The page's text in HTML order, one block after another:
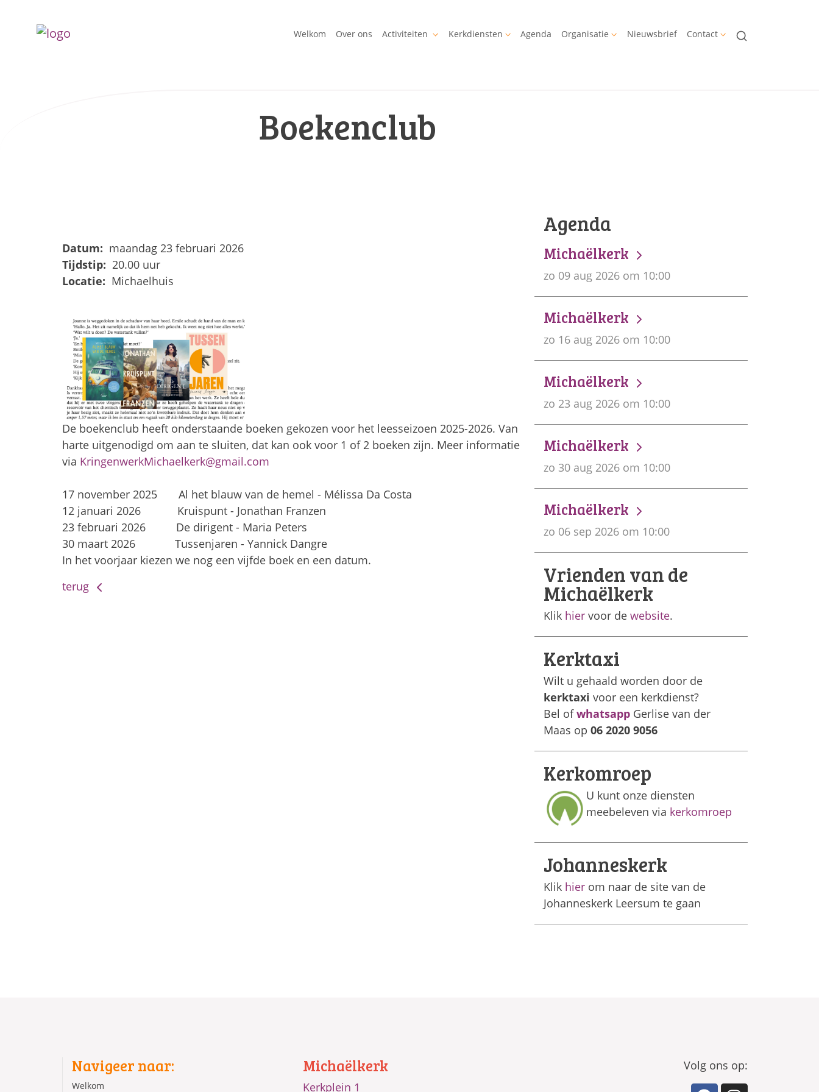
Welkom Over ons Activiteiten Kerkdiensten Agenda Organisatie Nieuwsbrief Contact
Boekenclub
Datum: maandag 23 februari 2026
Tijdstip: 20.00 uur
Locatie: Michaelhuis
De boekenclub heeft onderstaande boeken gekozen voor het leesseizoen 2025-2026. Van
harte uitgenodigd om aan te sluiten, dat kan ook voor 1 of 2 boeken zijn. Meer informatie
via KringenwerkMichaelkerk@gmail.com
17 november 2025 Al het blauw van de hemel - Mélissa Da Costa
12 januari 2026 Kruispunt - Jonathan Franzen
23 februari 2026 De dirigent - Maria Peters
30 maart 2026 Tussenjaren - Yannick Dangre
In het voorjaar kiezen we nog een vijfde boek en een datum.
terug
Agenda
Michaëlkerk
zo 09 aug 2026 om 10:00
Michaëlkerk
zo 16 aug 2026 om 10:00
Michaëlkerk
zo 23 aug 2026 om 10:00
Michaëlkerk
zo 30 aug 2026 om 10:00
Michaëlkerk
zo 06 sep 2026 om 10:00
Vrienden van de
Michaëlkerk
Klik hier voor de website.
Kerktaxi
Wilt u gehaald worden door de
kerktaxi voor een kerkdienst?
Bel ofwhatsapp Gerlise van der
Maas op 06 2020 9056
Kerkomroep
U kunt onze diensten
meebeleven via kerkomroep
Johanneskerk
Klik hier om naar de site van de
Johanneskerk Leersum te gaan
Navigeer naar:
Welkom
Michaëlkerk
Kerkplein 1
Volg ons op: